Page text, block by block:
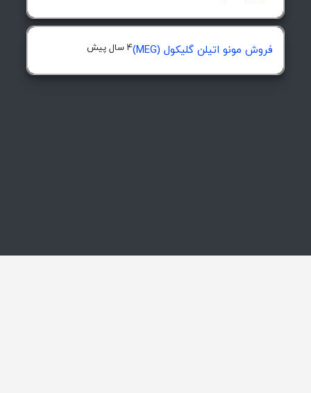
فروش مونو اتیلن گلیکول (MEG) 4 سال پیش